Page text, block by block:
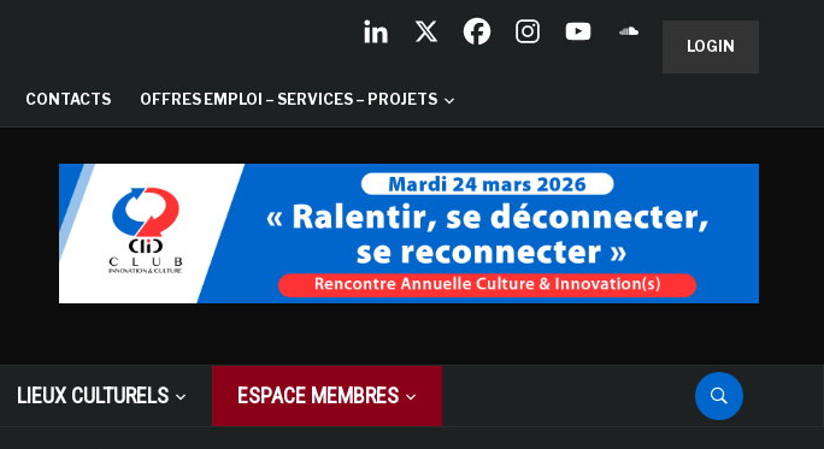
LOGIN
CONTACTS OFFRES EMPLOI – SERVICES – PROJETS
LIEUX CULTURELS ESPACE MEMBRES